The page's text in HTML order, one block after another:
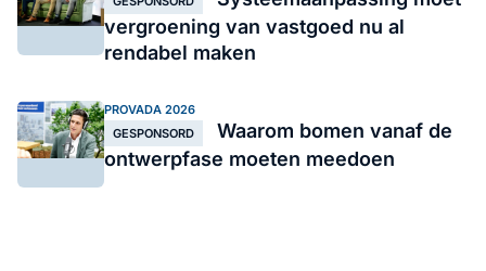
vergroening van vastgoed nu al
rendabel maken
PROVADA 2026
GESPONSORD
Waarom bomen vanaf de
ontwerpfase moeten meedoen